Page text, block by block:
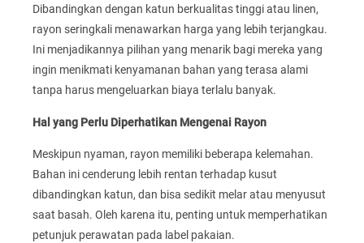
Dibandingkan dengan katun berkualitas tinggi atau linen,
rayon seringkali menawarkan harga yang lebih terjangkau.
Ini menjadikannya pilihan yang menarik bagi mereka yang
ingin menikmati kenyamanan bahan yang terasa alami
tanpa harus mengeluarkan biaya terlalu banyak.
Hal yang Perlu Diperhatikan Mengenai Rayon
Meskipun nyaman, rayon memiliki beberapa kelemahan.
Bahan ini cenderung lebih rentan terhadap kusut
dibandingkan katun, dan bisa sedikit melar atau menyusut
saat basah. Oleh karena itu, penting untuk memperhatikan
petunjuk perawatan pada label pakaian.